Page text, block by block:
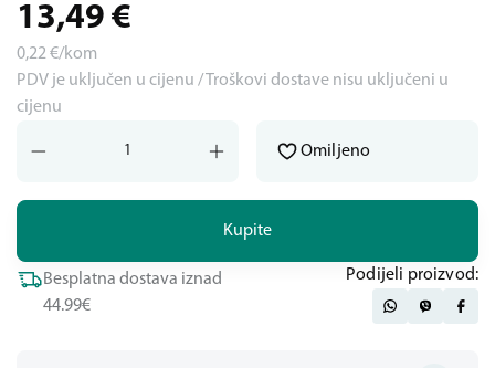
13,49 €
0,22€/kom
PDV je uključen u cijenu / Troškovi dostave nisu uključeni u
cijenu
Kupite
Omiljeno
Besplatna dostava iznad
44.99€
Podijeli proizvod: